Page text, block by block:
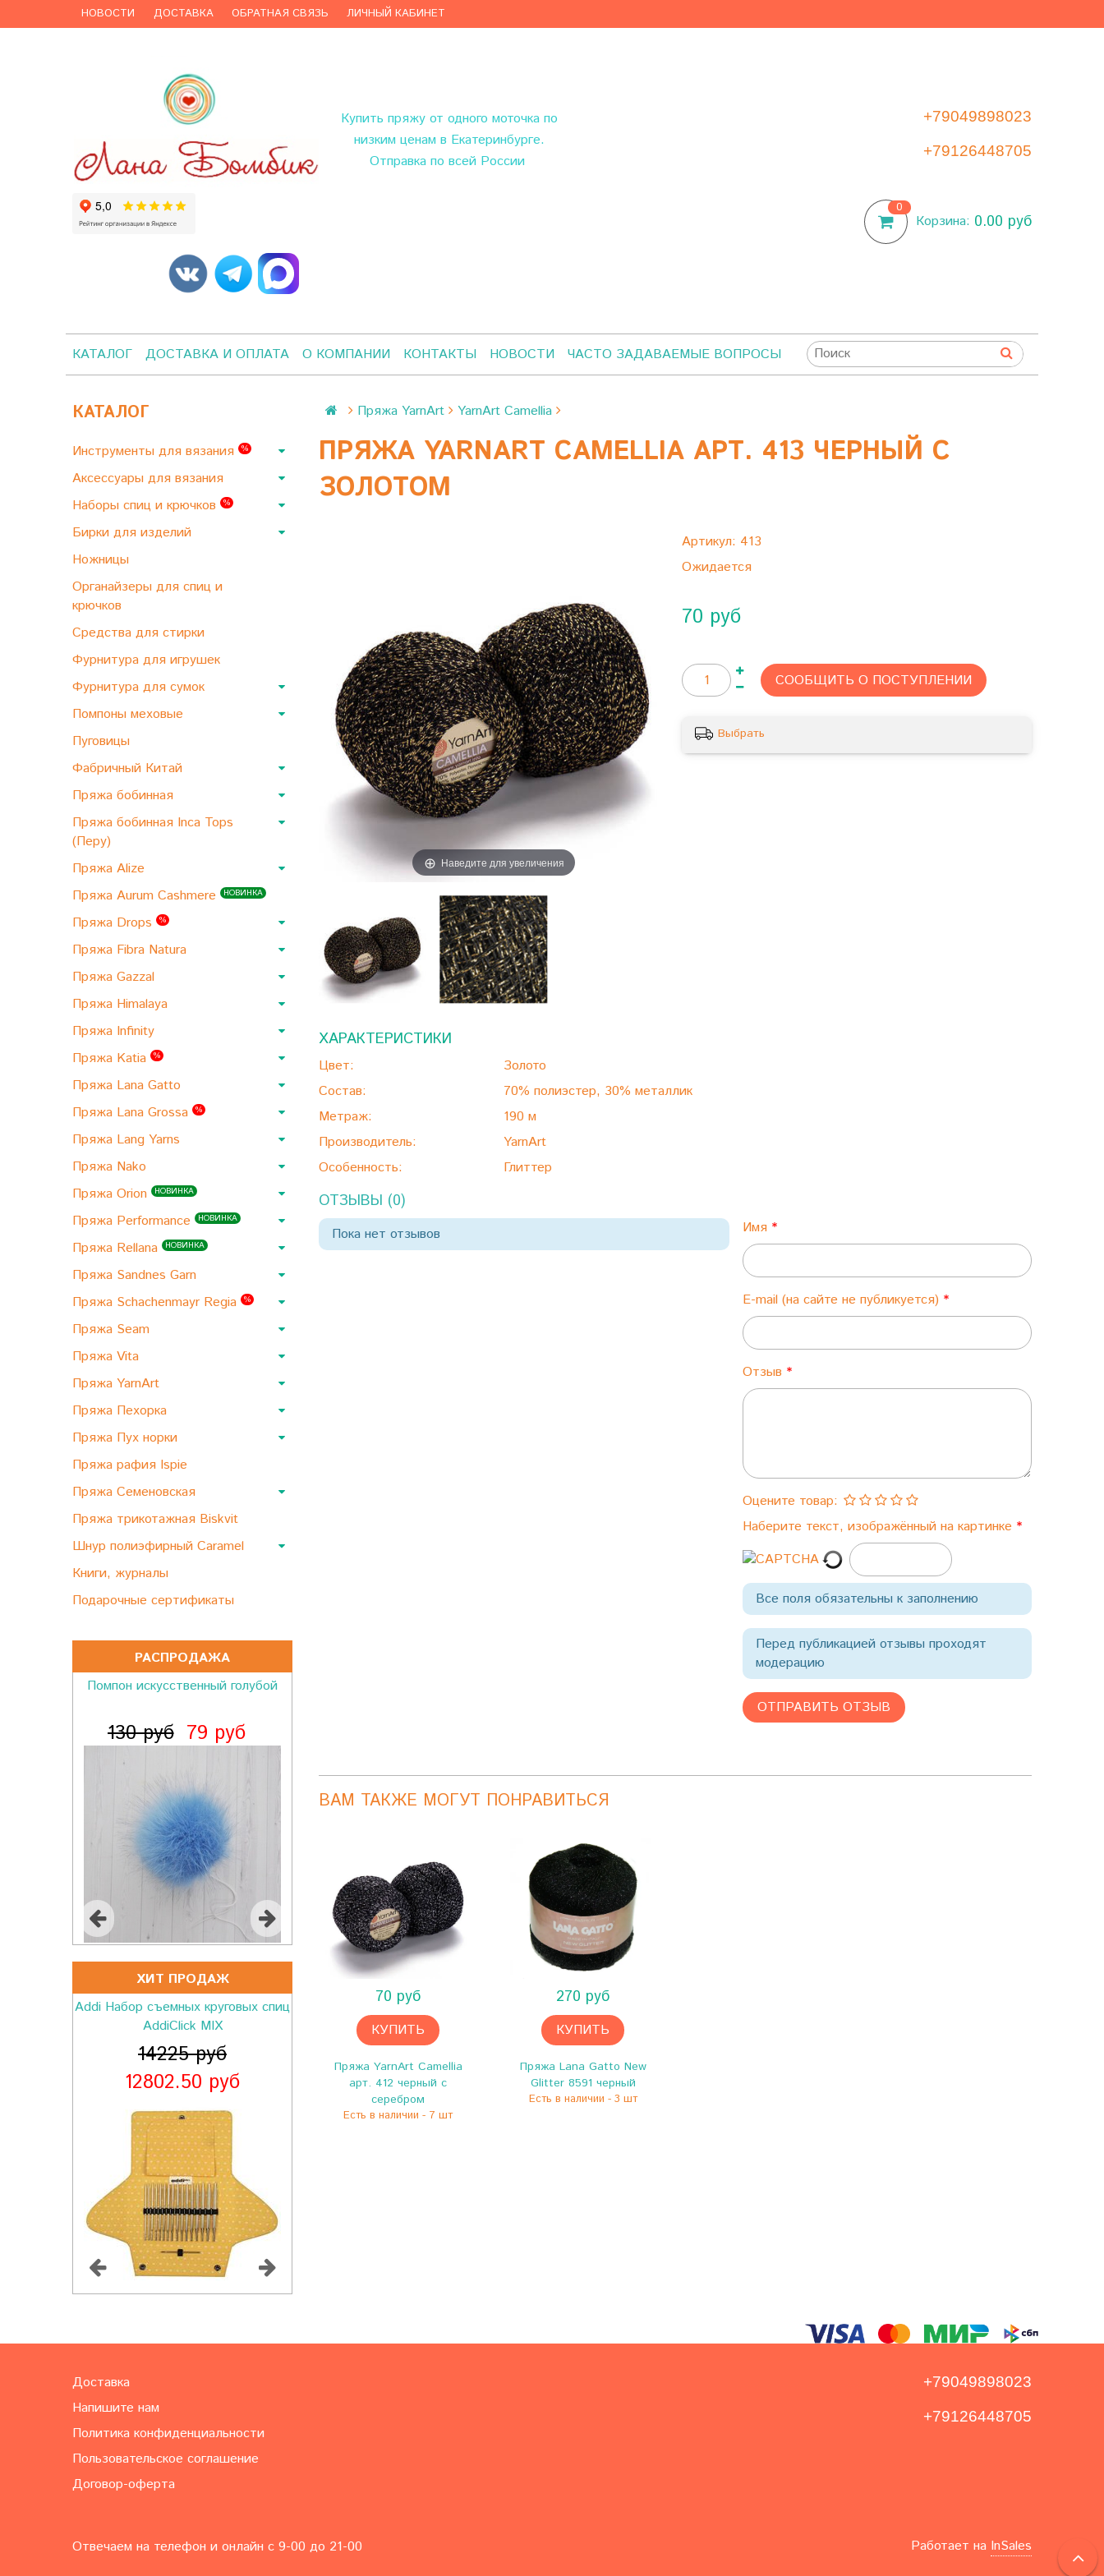
НОВОСТИ ДОСТАВКА ОБРАТНАЯ СВЯЗЬ ЛИЧНЫЙ КАБИНЕТ
Купить пряжуот одного моточка по
низким ценам в Екатеринбурге.
Отправка по всей России
+79049898023
+79126448705
0
Корзина: 0.00 руб
КАТАЛОГ ДОСТАВКА И ОПЛАТА О КОМПАНИИ КОНТАКТЫ НОВОСТИ ЧАСТО ЗАДАВАЕМЫЕ ВОПРОСЫ
КАТАЛОГ
Инструменты для вязания %
Аксессуары для вязания
Наборы спиц и крючков
%
Бирки для изделий
Ножницы
Органайзеры для спиц и
крючков
Средства для стирки
Фурнитура для игрушек
Фурнитура для сумок
Помпоны меховые
Пуговицы
Фабричный Китай
Пряжа бобинная
Пряжа бобинная Inca Tops
(Перу)
Пряжа Alize
Пряжа Aurum Cashmere
НОВИНКА
Пряжа Drops %
Пряжа Fibra Natura
Пряжа Gazzal
Пряжа Himalaya
Пряжа Infinity
Пряжа Katia
%
Пряжа Lana Gatto
Пряжа Lana Grossa
%
Пряжа Lang Yarns
Пряжа Nako
Пряжа Orion
НОВИНКА
Пряжа Performance НОВИНКА
Пряжа Rellana НОВИНКА
Пряжа Sandnes Garn
Пряжа Schachenmayr Regia
%
Пряжа Seam
Пряжа Vita
Пряжа YarnArt
Пряжа Пехорка
Пряжа Пух норки
Пряжа рафия Ispie
Пряжа Семеновская
Пряжа трикотажная Biskvit
Шнур полиэфирный Caramel
Книги, журналы
Подарочные сертификаты
РАСПРОДАЖА
Помпон искусственный голубой
130 руб 79 руб
ХИТ ПРОДАЖ
Пряжа Gazzal Alpaca Air 71
489 руб
Пряжа YarnArt YarnArt Camellia
ПРЯЖА YARNART CAMELLIA АРТ. 413 ЧЕРНЫЙ С
ЗОЛОТОМ
Наведите для увеличения
Артикул: 413
Ожидается
70 руб
СООБЩИТЬ О ПОСТУПЛЕНИИ
Выбрать
ХАРАКТЕРИСТИКИ
Цвет:
Золото
Состав:
70% полиэстер, 30% металлик
Метраж:
190 м
Производитель:
YarnArt
Особенность:
Глиттер
ОТЗЫВЫ (0)
Пока нет отзывов Имя
E-mail (на сайте не публикуется)
Отзыв
Оцените товар:
Наберите текст, изображённый на картинке
Все поля обязательны к заполнению
Перед публикацией отзывы проходят
модерацию
ВАМ ТАКЖЕ МОГУТ ПОНРАВИТЬСЯ
70 руб
КУПИТЬ
Пряжа YarnArt Camellia
арт. 412 черный с
серебром
Есть в наличии - 7 шт
270 руб
КУПИТЬ
Пряжа Lana Gatto New
Glitter 8591 черный
Есть в наличии - 3 шт
Напишите нам
Политика конфиденциальности
Пользовательское соглашение
Договор-оферта
+79126448705